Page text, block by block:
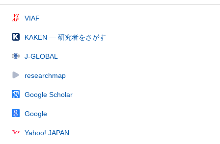
VIAF
KAKEN — 研究者をさがす
J-GLOBAL
researchmap
Google Scholar
Google
Yahoo! JAPAN